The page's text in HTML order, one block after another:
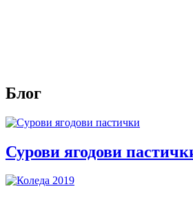
Блог
Сурови ягодови